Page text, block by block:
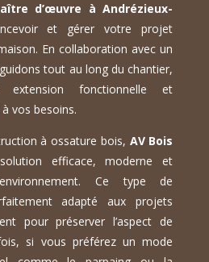
d’œuvre à Andrézieux-
et gérer votre projet
En collaboration avec un
tout au long du chantier,
fonctionnelle et
vos besoins.
à ossature bois, AV Bois
efficace, moderne et
Ce type de
adapté aux projets
pour préserver l’aspect de
si vous préférez un mode